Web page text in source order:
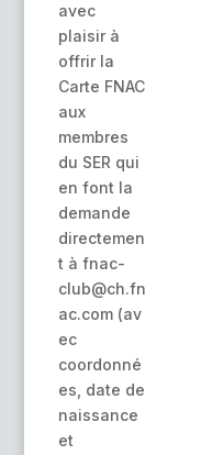
avec
plaisir à
offrir la
Carte FNAC
aux
membres
du SER qui
en font la
demande
directemen
t à fnac-
club@ch.fn
ac.com (av
ec
coordonné
es, date de
naissance
et